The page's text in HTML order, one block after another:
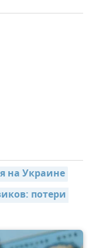
на Украине
потери